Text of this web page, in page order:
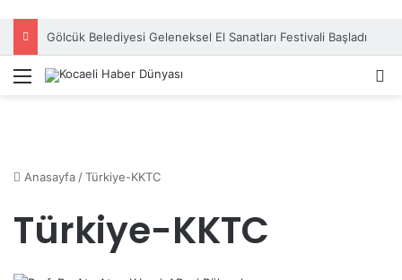
Gölcük Belediyesi Geleneksel El Sanatları Festivali Başladı
Menü
Anasayfa /Türkiye-KKTC
Türkiye-KKTC